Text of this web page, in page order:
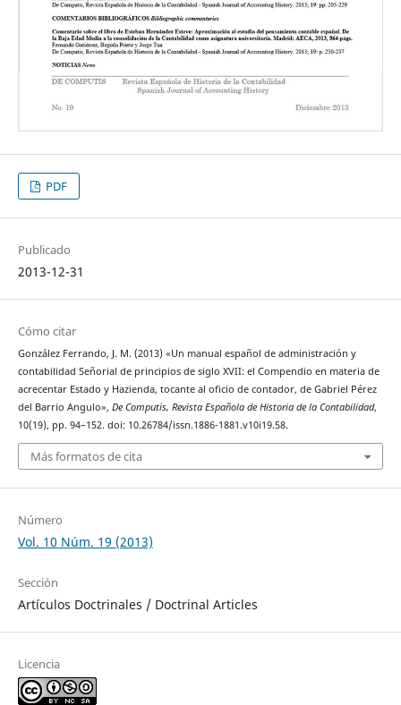
PDF
Publicado
2013-12-31
Cómo citar
González Ferrando, J. M. (2013) «Un manual español de administración y
contabilidad Señorial de principios de siglo XVII: el Compendio en materia de
acrecentar Estado y Hazienda, tocante al oficio de contador, de Gabriel Pérez
del Barrio Angulo», De Computis, Revista Española de Historia de la Contabilidad,
10(19), pp. 94–152. doi: 10.26784/issn.1886-1881.v10i19.58.
Más formatos de cita
Número
Vol. 10 Núm. 19 (2013)
Sección
Artículos Doctrinales / Doctrinal Articles
Licencia